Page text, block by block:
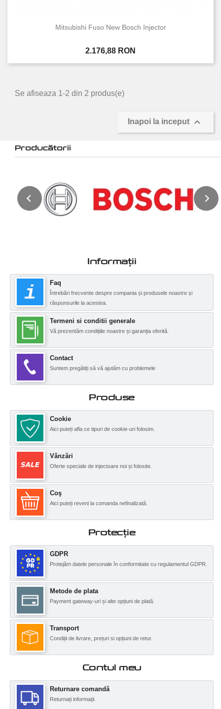
Mitsubishi Fuso New Bosch Injector
Pret
2.176,88 RON
Se afiseaza 1-2 din 2 produs(e)
Inapoi la inceput 
Producătorii
Informații
Faq
Întrebări frecvente despre compania și produsele noastre și
răspunsurile la acestea.
Termeni si conditii generale
Vă prezentăm condițiile noastre și garanția oferită.
Contact
Suntem pregătiți să vă ajutăm cu problemele
Produse
Cookie
Aici puteți afla ce tipuri de cookie-uri folosim.
Vânzări
Oferte speciale de injectoare noi și folosite.
Coş
Aici puteți reveni la comanda nefinalizată.
Protecţie
GDPR
Protejăm datele personale în conformitate cu regulamentul GDPR.
Metode de plata
Payment gateway-uri și alte opțiuni de plată.
Transport
Condiții de livrare, prețuri si opțiuni de retur.
Contul meu
Returnare comandă
Returnați informații.